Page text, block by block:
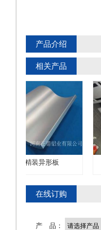
产品介绍
相关产品
室内精装异形板
在线订购
产 品：